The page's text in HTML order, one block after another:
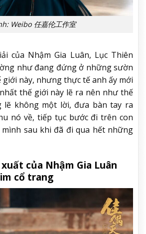
Weibo 任嘉伦工作室
của Nhậm Gia Luân, Lục Thiên
như đang đứng ở những sườn
giới này, nhưng thực tế anh ấy mới
thế giới này lẽ ra nên như thế
lẽ không một lời, đưa bàn tay ra
nó về, tiếp tục bước đi trên con
sau khi đã đi qua hết những
của Nhậm Gia Luân
cổ trang